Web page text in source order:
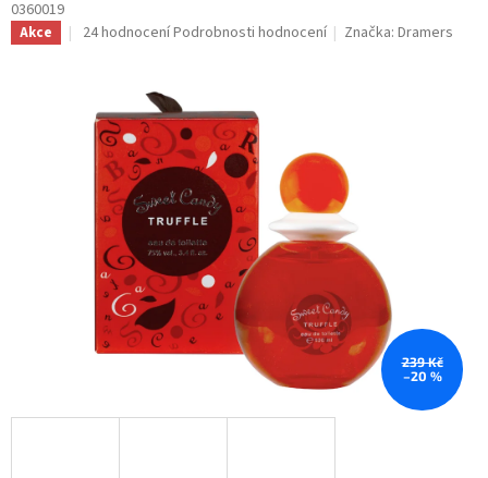
0360019
Akce
Průměrné
4,6
hvězdiček.
24 hodnoceníPodrobnosti hodnocení Značka:Dramers
239 Kč
–20 %